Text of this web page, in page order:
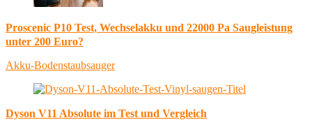
Proscenic P10 Test, Wechselakku und 22000 Pa Saugleistung
unter 200 Euro?
Akku-Bodenstaubsauger
Dyson V11 Absolute im Test und Vergleich